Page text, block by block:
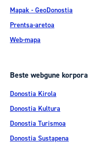
Mapak - GeoDonostia
Prentsa-aretoa
Web-mapa
Beste webgune
Donostia Kirola
Donostia Kultura
Donostia Turismoa
Donostia Sustapena